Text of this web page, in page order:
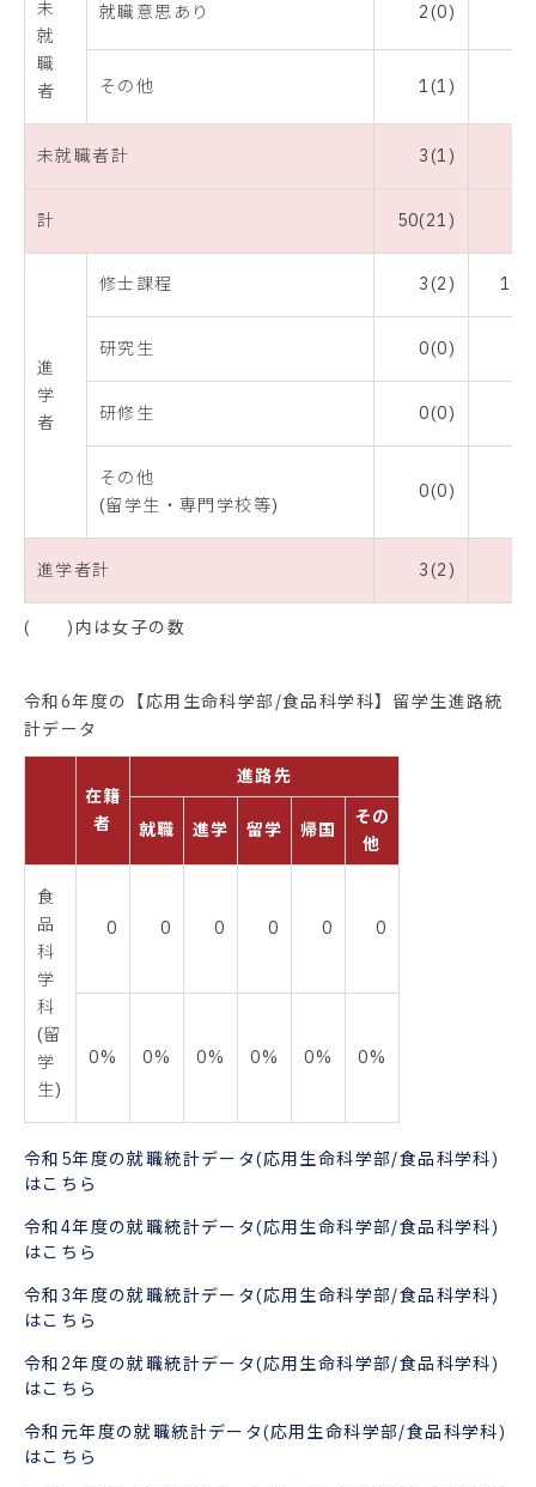
未
就
職
者
就職意思あり 2(0)
その他 1(1)
未就職者計 3(1)
計 50(21)
進
学
者
修士課程 3(2)
研究生 0(0)
研修生 0(0)
その他
(留学生・専門学校等)
0(0)
進学者計 3(2)
( )内は女子の数
令和6年度の【応用生命科学部/食品科学科】留学生進路統
計データ
在籍
者
進路先
就職 進学 留学 帰国
その
他
食
品
科
学
科
(留
学
生)
0 0 0 0 0 0
0% 0% 0% 0% 0% 0%
令和5年度の就職統計データ(応用生命科学部/食品科学科)
はこちら
令和4年度の就職統計データ(応用生命科学部/食品科学科)
はこちら
令和3年度の就職統計データ(応用生命科学部/食品科学科)
はこちら
令和2年度の就職統計データ(応用生命科学部/食品科学科)
はこちら
令和元年度の就職統計データ(応用生命科学部/食品科学科)
はこちら